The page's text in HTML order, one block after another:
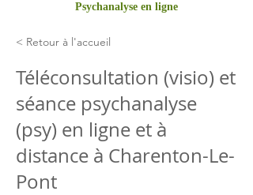
Psychanalyse en ligne
< Retour à l'accueil
Téléconsultation (visio) et
séance psychanalyse
(psy) en ligne et à
distance à Charenton-Le-
Pont